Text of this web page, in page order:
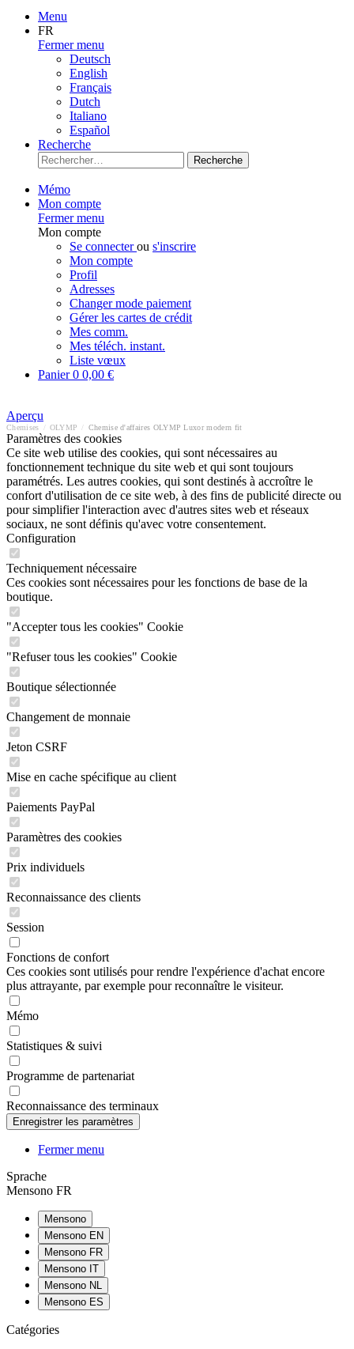
Menu
FR
Fermer menu
Deutsch
English
Français
Dutch
Italiano
Español
Recherche
Recherche
Mémo
Mon compte
Fermer menu
Mon compte
Se connecterou s'inscrire
Mon compte
Profil
Adresses
Changer mode paiement
Gérer les cartes de crédit
Mes comm.
Mes téléch. instant.
Liste vœux
Panier0 0,00 €
Aperçu
Chemises OLYMP Chemise d'affaires OLYMP Luxor modern fit
Paramètres des cookies
Ce site web utilise des cookies, qui sont nécessaires au
fonctionnement technique du site web et qui sont toujours
paramétrés. Les autres cookies, qui sont destinés à accroître le
confort d'utilisation de ce site web, à des fins de publicité directe ou
pour simplifier l'interaction avec d'autres sites web et réseaux
sociaux, ne sont définis qu'avec votre consentement.
Configuration
Techniquement nécessaire
Ces cookies sont nécessaires pour les fonctions de base de la
boutique.
"Accepter tous les cookies" Cookie
"Refuser tous les cookies" Cookie
Boutique sélectionnée
Changement de monnaie
Jeton CSRF
Mise en cache spécifique au client
Paiements PayPal
Paramètres des cookies
Prix individuels
Reconnaissance des clients
Session
Fonctions de confort
Ces cookies sont utilisés pour rendre l'expérience d'achat encore
plus attrayante, par exemple pour reconnaître le visiteur.
Mémo
Statistiques & suivi
Programme de partenariat
Reconnaissance des terminaux
Fermer menu
Sprache
Mensono FR
Mensono
Mensono EN
Mensono FR
Mensono IT
Mensono NL
Mensono ES
Catégories